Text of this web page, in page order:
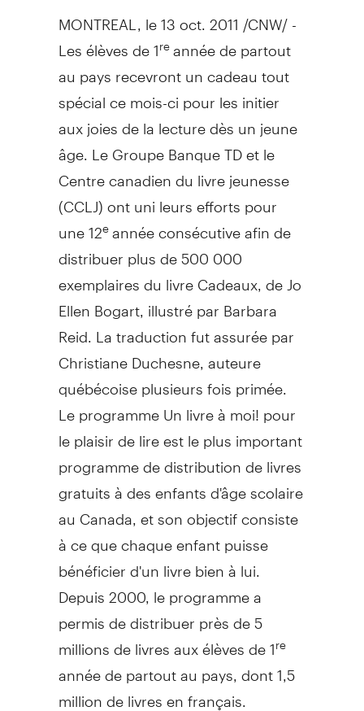
MONTREAL, le 13 oct. 2011 /CNW/ -
Les élèves de 1reannée de partout
au pays recevront un cadeau tout
spécial ce mois-ci pour les initier
aux joies de la lecture dès un jeune
âge. Le Groupe Banque TD et le
Centre canadien du livre jeunesse
(CCLJ) ont uni leurs efforts pour
une 12eannée consécutive afin de
distribuer plus de 500 000
exemplaires du livre Cadeaux, de Jo
Ellen Bogart, illustré par Barbara
Reid. La traduction fut assurée par
Christiane Duchesne, auteure
québécoise plusieurs fois primée.
Le programme Un livre à moi! pour
le plaisir de lire est le plus important
programme de distribution de livres
gratuits à des enfants d'âge scolaire
au Canada, et son objectif consiste
à ce que chaque enfant puisse
bénéficier d'un livre bien à lui.
Depuis 2000, le programme a
permis de distribuer près de 5
millions de livres aux élèves de 1re
année de partout au pays, dont 1,5
million de livres en français.